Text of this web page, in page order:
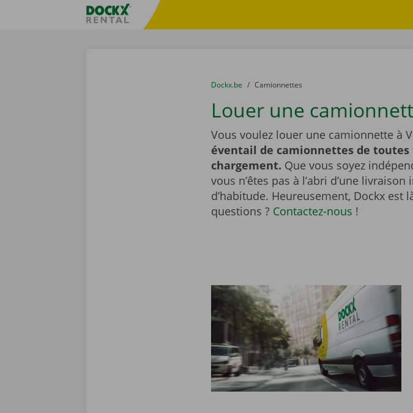
sitename
You are here:
du
Dockx.be to
Camionnettes
Louer une
Vous voulez louer une camionnette à
éventail de camionnettes de
chargement. Que vous soyez
vous n’êtes pas à l’abri d’une
d’habitude. Heureusement, Dockx est
questions ? Contactez-nous !